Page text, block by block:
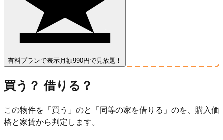
有料プランで表示 月額990円で見放題！
買う？ 借りる？
この物件を「買う」のと「同等の家を借りる」のを、購入価
格と家賃から判定します。